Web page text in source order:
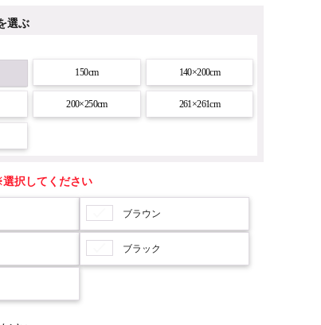
選ぶ
150cm 140×200cm
200×250cm 261×261cm
選択してください
ブラウン
ブラック